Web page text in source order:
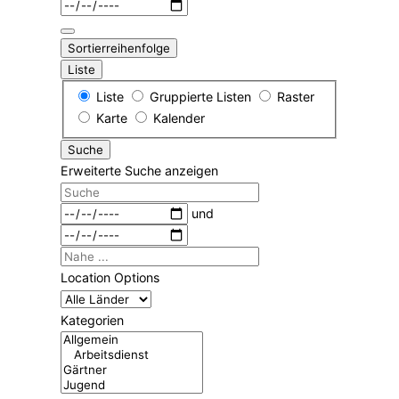
Sortierreihenfolge
Liste
Anzeigetyp
für
Suchergebnisse
Liste Gruppierte Listen
Raster
Karte
Kalender
Suche
Erweiterte Suche anzeigen
Suche
Daten
und
Nahe
...
Location Options
Land
Kategorien
Kategorien